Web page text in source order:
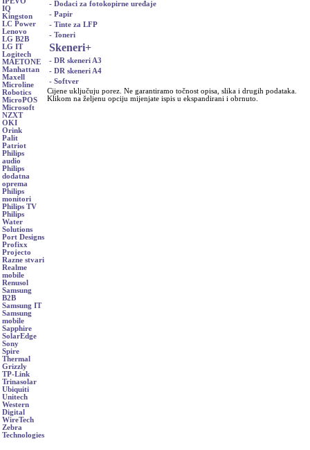
IQ
Kingston
LC Power
Lenovo
LG B2B
LG IT
Logitech
MAETONE
Manhattan
Maxell
Microline
Robotics
MicroPOS
Microsoft
NZXT
OKI
Orink
Palit
Patriot
Philips
audio
Philips
dodatna
oprema
Philips
monitori
Philips TV
Philips
Water
Solutions
Port Designs
Profixx
Projecto
Razne stvari
Realme
mobile
Renusol
Samsung
B2B
Samsung IT
Samsung
mobile
Sapphire
SolarEdge
Sony
Spire
Thermal
Grizzly
TP-Link
Trinasolar
Ubiquiti
Unitech
Western
Digital
WireTech
Zebra
Technologies
- Dodaci za fotokopirne uređaje
- Papir
- Tinte za LFP
- Toneri
Skeneri+
- DR skeneri A3
- DR skeneri A4
- Softver
Cijene uključuju porez. Ne garantiramo točnost opisa, slika i drugih podataka.
Klikom na željenu opciju mijenjate ispis u ekspandirani i obrnuto.